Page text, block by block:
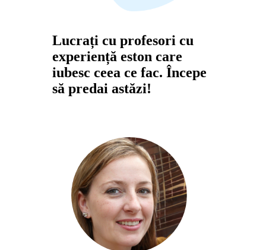
Lucrați cu profesori cu
experiență eston care
iubesc ceea ce fac. Începe
să predai astăzi!